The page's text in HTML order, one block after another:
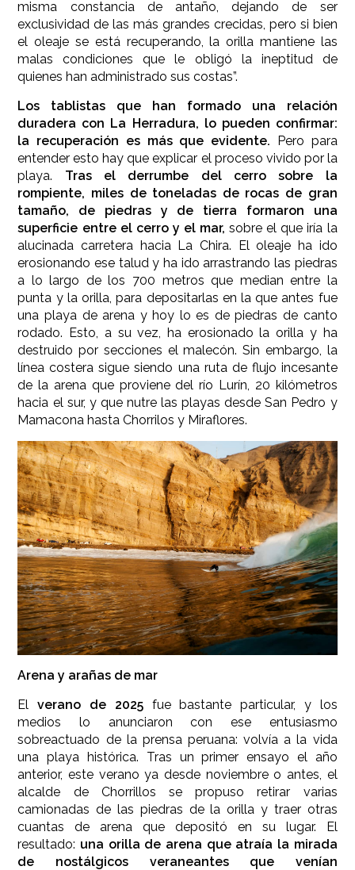
misma constancia de antaño, dejando de ser
exclusividad de las más grandes crecidas, pero si bien
el oleaje se está recuperando, la orilla mantiene las
malas condiciones que le obligó la ineptitud de
quienes han administrado sus costas”.
Los tablistas que han formado una relación
duradera con La Herradura, lo pueden confirmar:
la recuperación es más que evidente. Pero para
entender esto hay que explicar el proceso vivido por la
playa. Tras el derrumbe del cerro sobre la
rompiente, miles de toneladas de rocas de gran
tamaño, de piedras y de tierra formaron una
superficie entre el cerro y el mar,sobre el que iría la
alucinada carretera hacia La Chira. El oleaje ha ido
erosionando ese talud y ha ido arrastrando las piedras
a lo largo de los 700 metros que median entre la
punta y la orilla, para depositarlas en la que antes fue
una playa de arena y hoy lo es de piedras de canto
rodado. Esto, a su vez, ha erosionado la orilla y ha
destruido por secciones el malecón. Sin embargo, la
línea costera sigue siendo una ruta de flujo incesante
de la arena que proviene del río Lurín, 20 kilómetros
hacia el sur, y que nutre las playas desde San Pedro y
Mamacona hasta Chorrilos y Miraflores.
Arena y arañas de mar
El verano de 2025fue bastante particular, y los
medios lo anunciaron con ese entusiasmo
sobreactuado de la prensa peruana: volvía a la vida
una playa histórica. Tras un primer ensayo el año
anterior, este verano ya desde noviembre o antes, el
alcalde de Chorrillos se propuso retirar varias
camionadas de las piedras de la orilla y traer otras
cuantas de arena que depositó en su lugar. El
resultado: una orilla de arena que atraía la mirada
de nostálgicos veraneantes que venían